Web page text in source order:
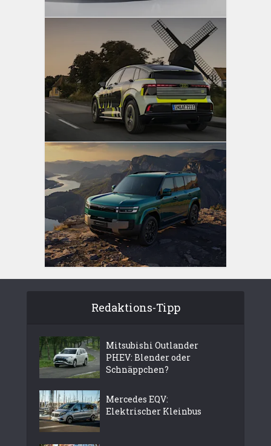
Redaktions-Tipp
Mitsubishi Outlander
PHEV: Blender oder
Schnäppchen?
Mercedes EQV:
Elektrischer Kleinbus